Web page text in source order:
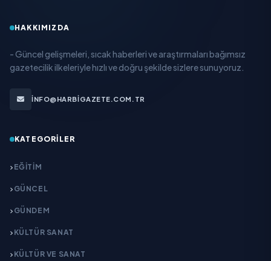
HAKKIMIZDA
- Güncel gelişmeleri, sıcak haberleri ve araştırmaları bağımsız
gazetecilik ilkeleriyle hızlı ve doğru şekilde sizlere sunuyoruz.
INFO@HARBIGAZETE.COM.TR
KATEGORILER
EĞITIM
GÜNCEL
GÜNDEM
KÜLTÜR SANAT
KÜLTÜR VE SANAT